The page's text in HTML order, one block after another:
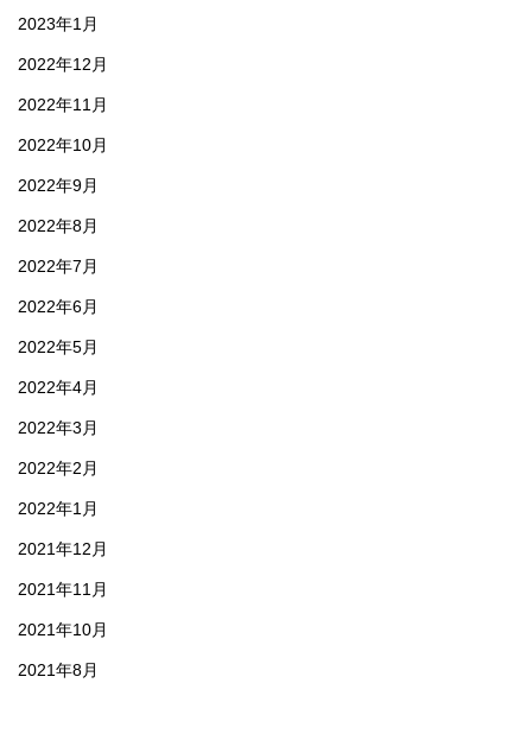
2023年1月
2022年12月
2022年11月
2022年10月
2022年9月
2022年8月
2022年7月
2022年6月
2022年5月
2022年4月
2022年3月
2022年2月
2022年1月
2021年12月
2021年11月
2021年10月
2021年8月